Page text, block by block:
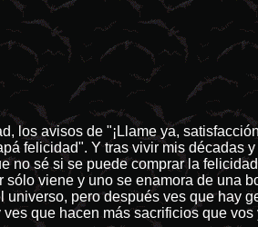
los avisos de "¡Llame ya,
felicidad". Y tras vivir mis décadas
no sé si se puede comprar la
viene y uno se enamora de una
pero después ves que hay
que hacen más sacrificios que vos